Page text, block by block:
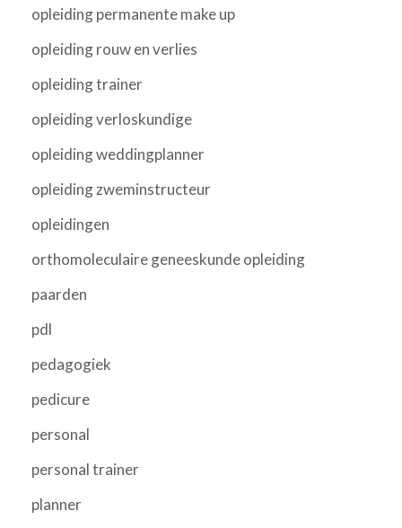
opleiding permanente make up
opleiding rouw en verlies
opleiding trainer
opleiding verloskundige
opleiding weddingplanner
opleiding zweminstructeur
opleidingen
orthomoleculaire geneeskunde opleiding
paarden
pdl
pedagogiek
pedicure
personal
personal trainer
planner